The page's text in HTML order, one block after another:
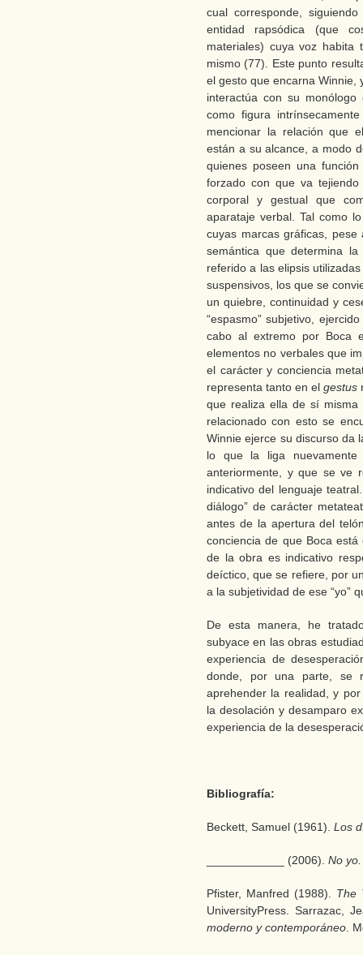
cual corresponde,
entidad rapsódica (que
materiales) cuya voz habita
mismo (77). Este punto
el gesto que encarna Winnie,
interactúa con su
como figura
mencionar la relación que
están a su alcance, a modo
quienes poseen una
forzado con que va
corporal y gestual que
aparataje verbal. Tal como
cuyas marcas gráficas,
semántica que determina
referido a las elipsis
suspensivos, los que se
un quiebre, continuidad y
“espasmo” subjetivo,
cabo al extremo por Boca
elementos no verbales que
el carácter y conciencia
representa tanto en elgestus
que realiza ella de sí
relacionado con esto se
Winnie ejerce su discurso da
lo que la liga nuevamente
anteriormente, y que se ve
indicativo del lenguaje
diálogo” de carácter
antes de la apertura del
conciencia de que Boca
de la obra es indicativo
deíctico, que se refiere, por
a la subjetividad de ese “yo”
De esta manera, he
subyace en las obras
experiencia de
donde, por una parte, se
aprehender la realidad, y
la desolación y desamparo
experiencia de la
Bibliografía:
Beckett, Samuel (1961). Los
____________ (2006). No
Pfister, Manfred (1988). The
UniversityPress. Sarrazac,
moderno y contemporáneo .